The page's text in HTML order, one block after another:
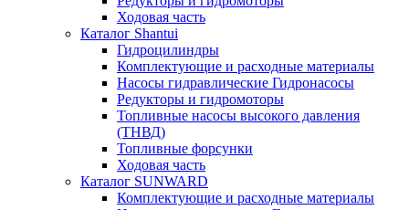
Ходовая часть
Каталог Shantui
Гидроцилиндры
Комплектующие и расходные материалы
Насосы гидравлические Гидронасосы
Редукторы и гидромоторы
Топливные насосы высокого давления
(ТНВД)
Топливные форсунки
Ходовая часть
Каталог SUNWARD
Комплектующие и расходные материалы